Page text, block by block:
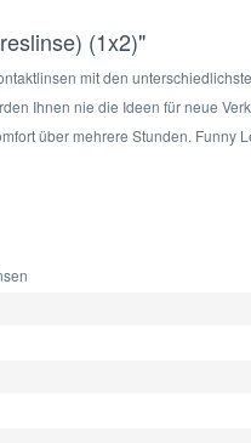
(1x2)"
mit den
Ihnen nie die Ideen für neue
über mehrere Stunden.